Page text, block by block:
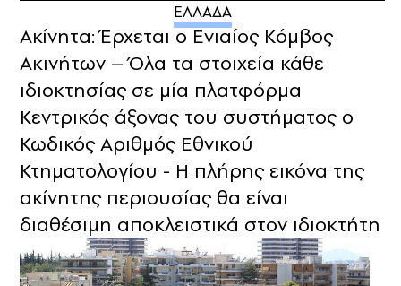
ΕΛΛΑΔΑ
Ακίνητα: Έρχεται ο Ενιαίος Κόμβος
Ακινήτων – Όλα τα στοιχεία κάθε
ιδιοκτησίας σε μία πλατφόρμα
Κεντρικός άξονας του συστήματος ο
Κωδικός Αριθμός Εθνικού
Κτηματολογίου - Η πλήρης εικόνα της
ακίνητης περιουσίας θα είναι
διαθέσιμη αποκλειστικά στον ιδιοκτήτη